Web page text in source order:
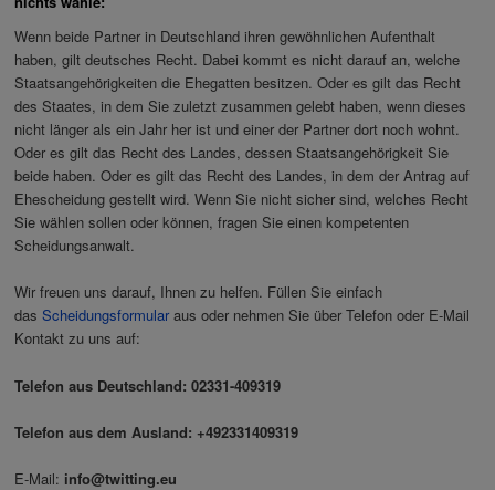
Wenn beide Partner in Deutschland ihren gewöhnlichen Aufenthalt
haben, gilt deutsches Recht. Dabei kommt es nicht darauf an, welche
Staatsangehörigkeiten die Ehegatten besitzen. Oder es gilt das Recht
des Staates, in dem Sie zuletzt zusammen gelebt haben, wenn dieses
nicht länger als ein Jahr her ist und einer der Partner dort noch wohnt.
Oder es gilt das Recht des Landes, dessen Staatsangehörigkeit Sie
beide haben. Oder es gilt das Recht des Landes, in dem der Antrag auf
Ehescheidung gestellt wird. Wenn Sie nicht sicher sind, welches Recht
Sie wählen sollen oder können, fragen Sie einen kompetenten
Scheidungsanwalt.
Wir freuen uns darauf, Ihnen zu helfen. Füllen Sie einfach
dasScheidungsformular aus oder nehmen Sie über Telefon oder E-Mail
Kontakt zu uns auf:
Telefon aus Deutschland: 02331-409319
Telefon aus dem Ausland: +492331409319
E-Mail: info@twitting.eu